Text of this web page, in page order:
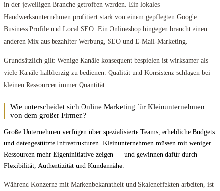
in der jeweiligen Branche getroffen werden. Ein lokales
Handwerksunternehmen profitiert stark von einem gepflegten Google
Business Profile und Local SEO. Ein Onlineshop hingegen braucht einen
anderen Mix aus bezahlter Werbung, SEO und E-Mail-Marketing.
Grundsätzlich gilt: Wenige Kanäle konsequent bespielen ist wirksamer als
viele Kanäle halbherzig zu bedienen. Qualität und Konsistenz schlagen bei
kleinen Ressourcen immer Quantität.
Wie unterscheidet sich Online Marketing für Kleinunternehmen
von dem großer Firmen?
Große Unternehmen verfügen über spezialisierte Teams, erhebliche Budgets
und datengestützte Infrastrukturen. Kleinunternehmen müssen mit weniger
Ressourcen mehr Eigeninitiative zeigen — und gewinnen dafür durch
Flexibilität, Authentizität und Kundennähe.
Während Konzerne mit Markenbekanntheit und Skaleneffekten arbeiten, ist